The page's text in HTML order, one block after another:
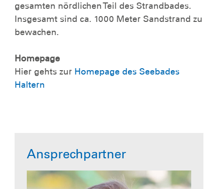
gesamten nördlichen Teil des Strandbades.
Insgesamt sind ca. 1000 Meter Sandstrand zu
bewachen.
Homepage
Hier gehts zur Homepage des Seebades
Haltern
Ansprechpartner